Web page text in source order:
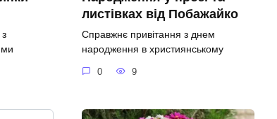
листівках від Побажайко
Справжнє привітання з днем
народження в християнському
0 9